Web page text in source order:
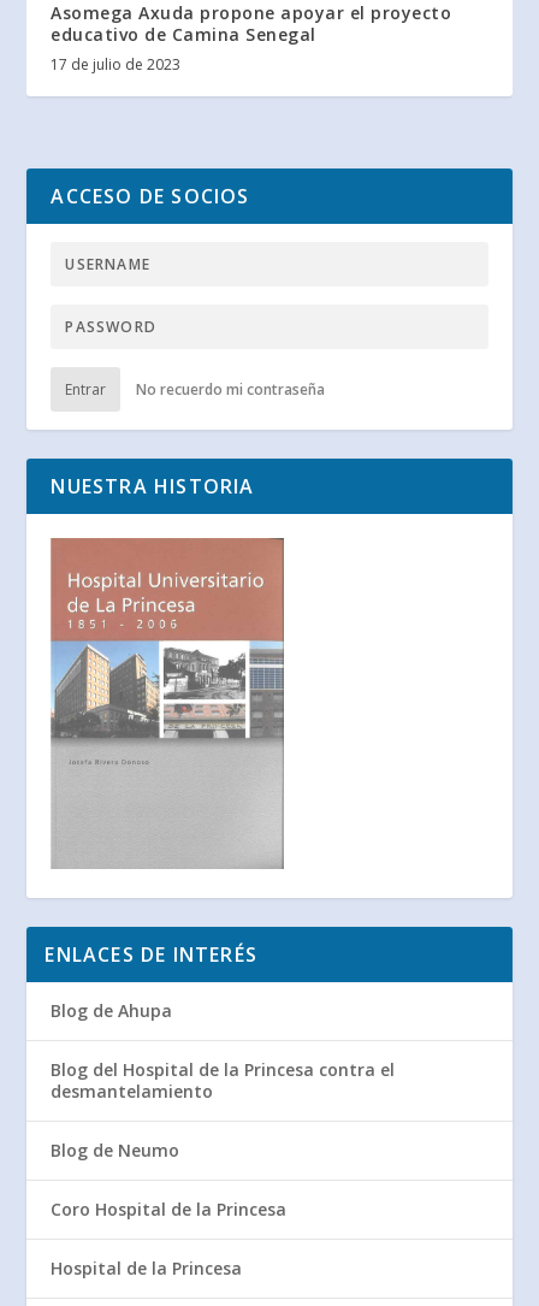
Asomega Axuda propone apoyar el proyecto
educativo de Camina Senegal
17 de julio de 2023
ACCESO DE SOCIOS
Entrar No recuerdo mi contraseña
NUESTRA HISTORIA
ENLACES DE INTERÉS
Blog de Ahupa
Blog del Hospital de la Princesa contra el
desmantelamiento
Blog de Neumo
Coro Hospital de la Princesa
Hospital de la Princesa